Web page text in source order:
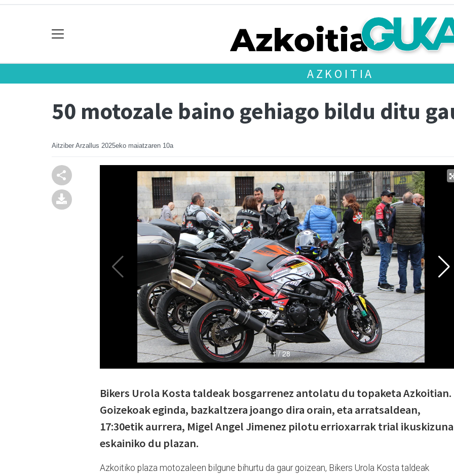
AZKOITIA
50 motozale baino gehiago bildu ditu
Aitziber Arzallus 2025eko maiatzaren 10a
Bikers Urola Kosta taldeak bosgarrenez antolatu du topaketa Azkoitian.
Goizekoak eginda, bazkaltzera joango dira orain, eta arratsaldean,
17:30etik aurrera, Migel Angel Jimenez pilotu errioxarrak trial ikuskizuna
eskainiko du plazan.
Azkoitiko plaza motozaleen bilgune bihurtu da gaur goizean, Bikers Urola Kosta taldeak